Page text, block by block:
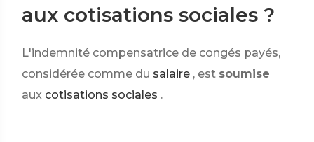
aux cotisations sociales ?
L'indemnité compensatrice de congés payés,
considérée comme du salaire , est soumise
aux cotisations sociales .